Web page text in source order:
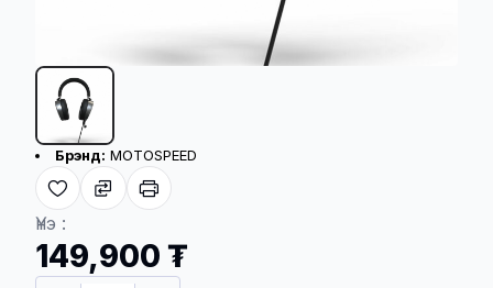
Бүтээгдэхүүний үндсэн үзүүлэлт
Брэнд: MOTOSPEED
Үнэ :
149,900 ₮